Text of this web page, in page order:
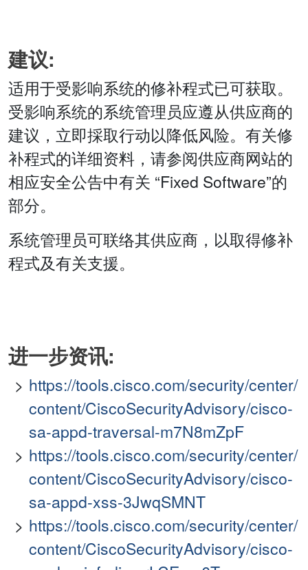
建议:
适用于受影响系统的修补程式已可获取。
受影响系统的系统管理员应遵从供应商的
建议，立即採取行动以降低风险。有关修
补程式的详细资料，请参阅供应商网站的
相应安全公告中有关 “Fixed Software”的
部分。
系统管理员可联络其供应商，以取得修补
程式及有关支援。
进一步资讯:
https://tools.cisco.com/security/center/
content/CiscoSecurityAdvisory/cisco-
sa-appd-traversal-m7N8mZpF
https://tools.cisco.com/security/center/
content/CiscoSecurityAdvisory/cisco-
sa-appd-xss-3JwqSMNT
https://tools.cisco.com/security/center/
content/CiscoSecurityAdvisory/cisco-